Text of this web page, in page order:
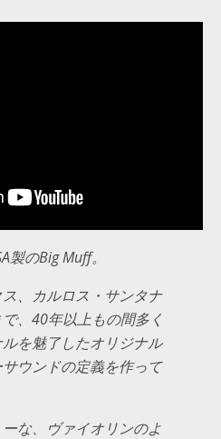
製のBig Muff。
ス、カルロス・サンタナ
、40年以上もの間多く
を魅了したオリジナル
ウンドの定義を作って
ーな、ヴァイオリンのよ